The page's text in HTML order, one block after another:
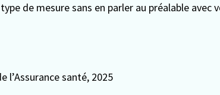
de mesure sans en parler au préalable avec
l’Assurance santé, 2025